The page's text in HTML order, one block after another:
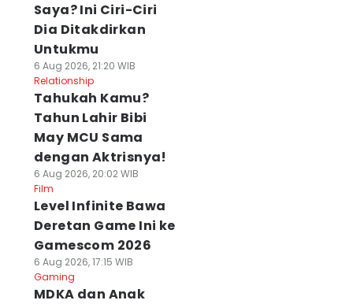
Saya? Ini Ciri-Ciri
Dia Ditakdirkan
Untukmu
6 Aug 2026, 21:20 WIB
Relationship
Tahukah Kamu?
Tahun Lahir Bibi
May MCU Sama
dengan Aktrisnya!
6 Aug 2026, 20:02 WIB
Film
Level Infinite Bawa
Deretan Game Ini ke
Gamescom 2026
6 Aug 2026, 17:15 WIB
Gaming
MDKA dan Anak